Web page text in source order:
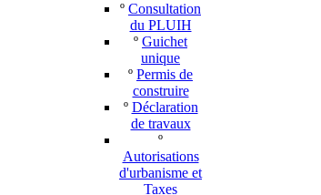
º Consultation
du PLUIH
º Guichet
unique
º Permis de
construire
º Déclaration
de travaux
º
Autorisations
d'urbanisme et
Taxes